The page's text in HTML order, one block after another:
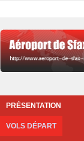
PRÉSENTATION
VOLS DÉPART